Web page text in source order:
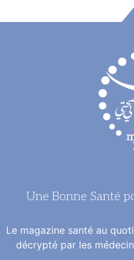
Une Bonne Santé
Le magazine santé au
décrypté par les